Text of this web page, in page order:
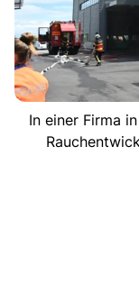
In einer Firma